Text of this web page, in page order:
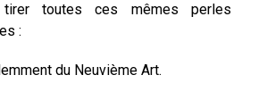
tirer toutes ces mêmes perles
:
du Neuvième Art.